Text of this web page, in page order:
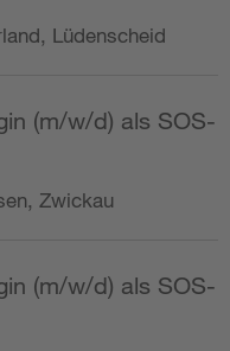
Lüdenscheid
(m/w/d) als SOS-
Zwickau
(m/w/d) als SOS-